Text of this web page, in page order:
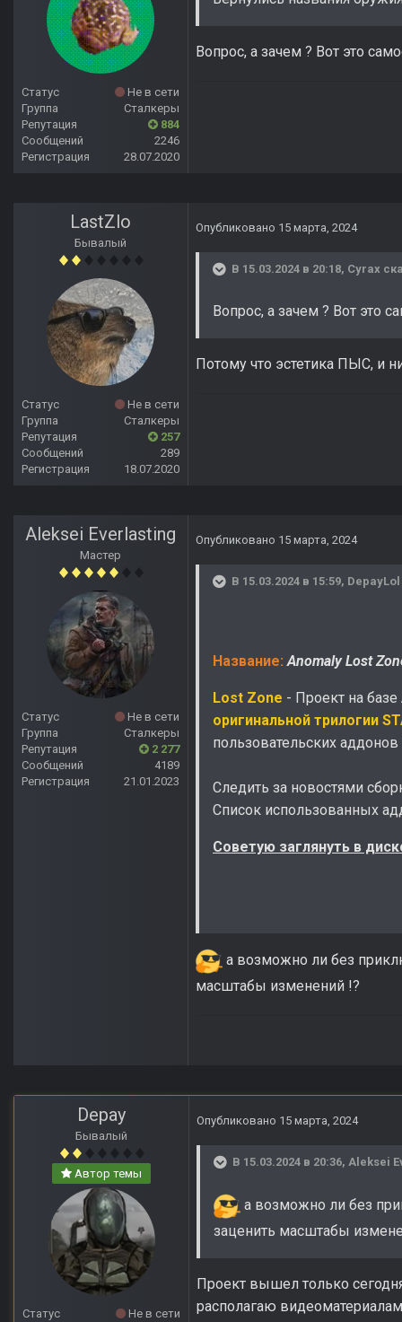
Статус
Не в сети
Группа
Сталкеры
Репутация
884
Сообщений
2246
Регистрация
28.07.2020
Вопрос, а зачем ? Вот это
LastZlo
Бывалый
Статус
Не в сети
Группа
Сталкеры
Репутация
257
Сообщений
289
Регистрация
18.07.2020
Опубликовано 15 марта, 2024
В 15.03.2024 в 20:18, Cyrax
Вопрос, а зачем ? Вот это
Потому что эстетика ПЫС, и
Aleksei Everlasting
Мастер
Статус
Не в сети
Группа
Сталкеры
Репутация
2 277
Сообщений
4189
Регистрация
21.01.2023
Опубликовано 15 марта, 2024
В 15.03.2024 в 15:59, DepayLol
Название: Anomaly Lost
Lost Zone - Проект на базе
оригинальной трилогии
пользовательских аддонов
Следить за новостями
Список использованных
Советую заглянуть в
а возможно ли без
масштабы изменений !?
Depay
Бывалый
Автор темы
Статус Не в сети
Опубликовано 15 марта, 2024
В 15.03.2024 в 20:36, Aleksei
а возможно ли без
заценить масштабы
Проект вышел только
располагаю